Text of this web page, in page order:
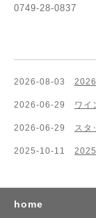
0749-28-0837
2026-08-03
2026-06-29 ワイ
2026-06-29 スタ
2025-10-11
home